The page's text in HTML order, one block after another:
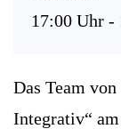
17:00 Uhr -
Das Team
Integrativ“